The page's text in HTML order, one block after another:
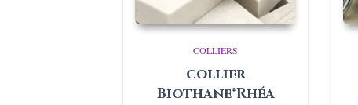
COLLIERS
collier
Biothane®Rhéa